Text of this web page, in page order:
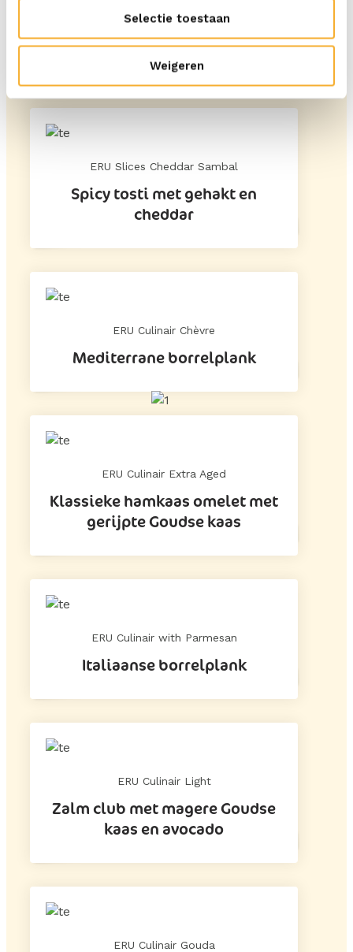
Selectie toestaan
Weigeren
ERU Culinair Brie
Franse borrelplank
ERU Slices Cheddar Sambal
Spicy tosti met gehakt en
cheddar
ERU Culinair Chèvre
Mediterrane borrelplank
ERU Culinair Extra Aged
Klassieke hamkaas omelet met
gerijpte Goudse kaas
ERU Culinair with Parmesan
Italiaanse borrelplank
ERU Culinair Light
Zalm club met magere Goudse
kaas en avocado
ERU Culinair Gouda